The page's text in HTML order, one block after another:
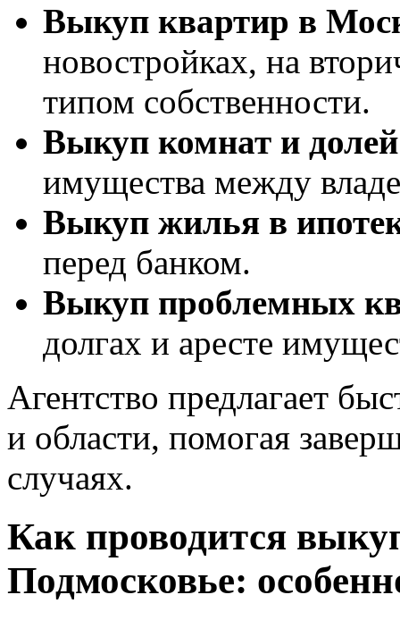
Выкуп квартир в
новостройках, на
типом собственности.
Выкуп комнат и долей
имущества между
Выкуп жилья в
перед банком.
Выкуп проблемных
долгах и аресте
Агентство предлагает
и области, помогая
случаях.
Как проводится
Подмосковье: